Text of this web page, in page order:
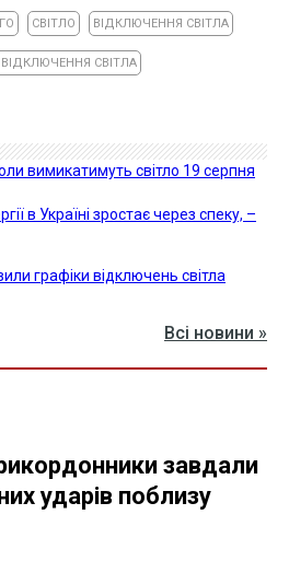
СВІТЛО ВІДКЛЮЧЕННЯ СВІТЛА
ВІДКЛЮЧЕННЯ СВІТЛА
вимикатимуть світло 19 серпня
в Україні зростає через спеку, –
графіки відключень світла
Всі новини »
завдали
ударів поблизу